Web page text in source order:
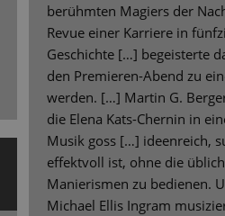
berühmten Magiers der
Revue einer Karriere in
Geschichte […] begeisterte
den Premieren-Abend zu
werden. […] Martin G.
die Elena Kats-Chernin in
Musik goss […] ideenreich,
effektvoll ist, ohne die
Manierismen zu bedienen.
Michael Ellis Ingram